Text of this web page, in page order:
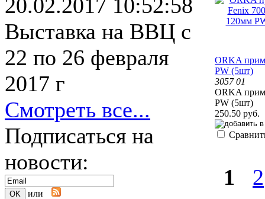
20.02.2017 10:52:58
Выставка на ВВЦ с
22 по 26 февраля
2017 г
Смотреть все...
Подписаться на
новости:
или
ORKA
PW (5шт)
3057 01
ORKA
PW (5шт)
250.50 руб.
1 2